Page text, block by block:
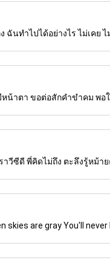
ทำไปได้อย่างไร ไม่เคย ไ
าตา ขอต่อสักคำขำคม พอ
าวีซีดี พี่คิดไม่ถึง ตะลึงรู้หม้
are gray You'll never